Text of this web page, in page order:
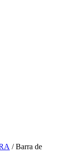
/ Barra de